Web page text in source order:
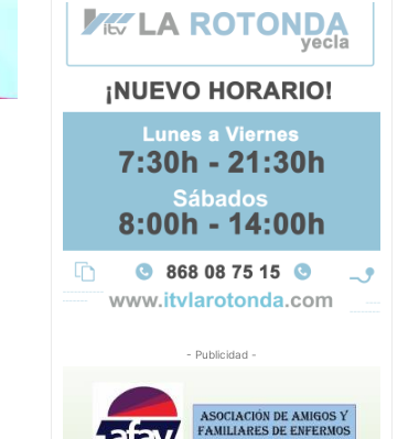
- Publicidad -